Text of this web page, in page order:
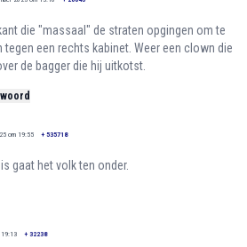
die "massaal" de straten opgingen om te
tegen een rechts kabinet. Weer een clown die
de bagger die hij uitkotst.
om 19:55 + 535718
gaat het volk ten onder.
19:13 + 32238